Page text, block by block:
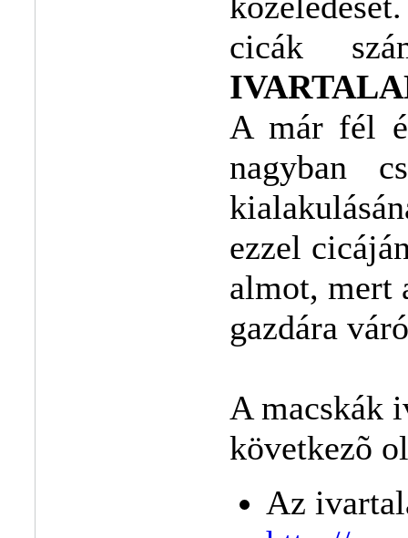
cicák
A már fél
nagyban
ezzel
almot, mert
gazdára
A macskák
következõ
Az